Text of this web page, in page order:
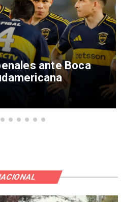
ante Boca